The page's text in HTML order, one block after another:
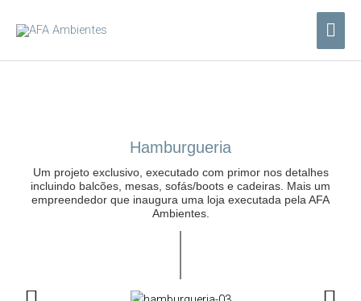
para
conteúdo
Hamburgueria
Um projeto exclusivo, executado com primor nos detalhes
incluindo balcões, mesas, sofás/boots e cadeiras. Mais um
empreendedor que inaugura uma loja executada pela AFA
Ambientes.